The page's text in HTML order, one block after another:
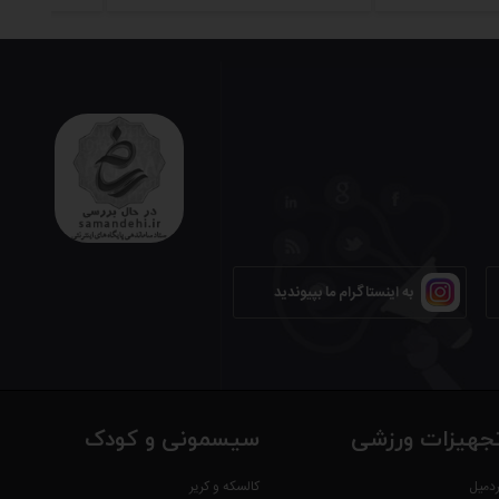
به اینستاگرام ما بپیوندید
ورزشی سیسمونی و کودک
کالسکه و کریر